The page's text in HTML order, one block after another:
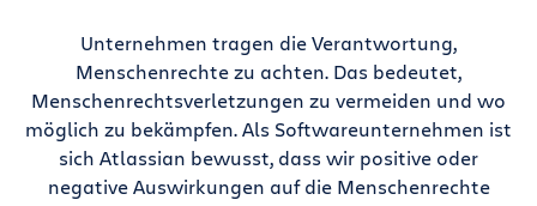
Unternehmen tragen die Verantwortung,
Menschenrechte zu achten. Das bedeutet,
Menschenrechtsverletzungen zu vermeiden und wo
möglich zu bekämpfen. Als Softwareunternehmen ist
sich Atlassian bewusst, dass wir positive oder
negative Auswirkungen auf die Menschenrechte